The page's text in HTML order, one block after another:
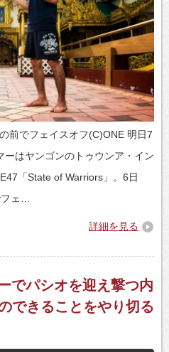
前でフェイスオフ(C)ONE 明日7
ーはヤンゴンのトゥウンア・イン
「State of Warriors」。6日
ェ…
詳細を見る
でパシオを迎え撃つ内
できることをやり切る